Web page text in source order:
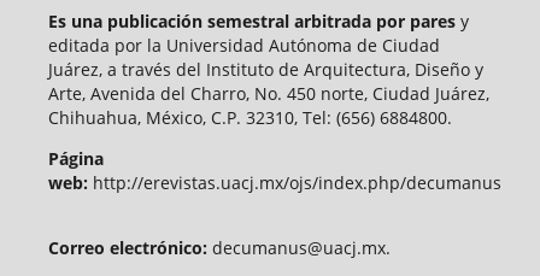
Es una publicación semestral arbitrada por pares y
editada por la Universidad Autónoma de Ciudad
Juárez, a través del Instituto de Arquitectura, Diseño y
Arte, Avenida del Charro, No. 450 norte, Ciudad Juárez,
Chihuahua, México, C.P. 32310, Tel: (656) 6884800.
Página
web: http://erevistas.uacj.mx/ojs/index.php/decumanus
Correo electrónico: decumanus@uacj.mx.